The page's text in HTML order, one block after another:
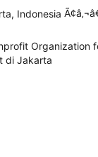
Indonesia